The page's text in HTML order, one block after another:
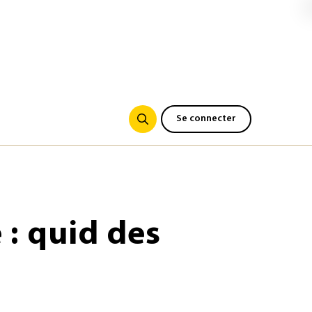
Se connecter
quid des